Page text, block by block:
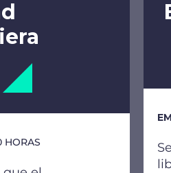
HORAS